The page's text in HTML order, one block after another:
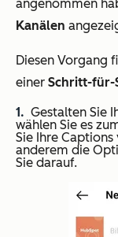
angenommen
Kanälen
Diesen Vorgang
einer Schritt-für-
Gestalten Sie
wählen Sie es
Sie Ihre
anderem die
Sie darauf.